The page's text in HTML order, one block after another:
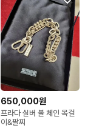
650,000원
프라다 실버 볼 체인 목걸
이&팔찌